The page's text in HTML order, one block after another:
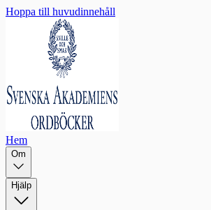
Hoppa till huvudinnehåll
Hem
Om
Hjälp